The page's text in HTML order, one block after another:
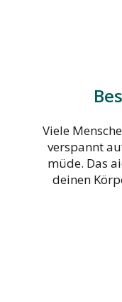
Viele
verspannt
müde. Das
deinen